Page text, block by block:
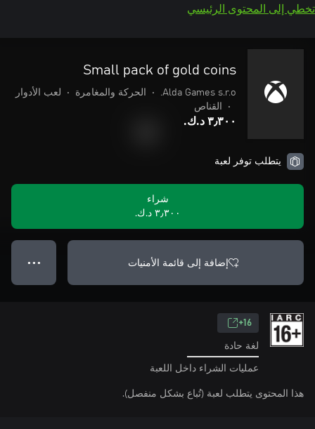
تخطي إلى المحتوى الرئيسي
Small pack of gold coins
Alda Games s.r.o.
• الحركة والمغامرة •
لعب الأدوار
•
القناص
٣٫٣٠٠ د.ك.‏
يتطلب توفر لعبة
شراء
٣٫٣٠٠ د.ك.‏
إضافة إلى قائمة الأمنيات ● ● ●
16+
لغة حادة
عمليات الشراء داخل اللعبة
هذا المحتوى يتطلب لعبة (تُباع بشكل منفصل).